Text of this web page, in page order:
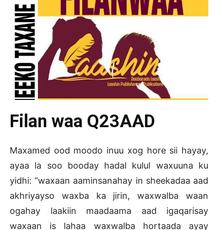
Filan waa Q23AAD
Maxamed ood moodo inuu xog hore sii hayay,
ayaa la soo booday hadal kulul waxuuna ku
yidhi: “waxaan aaminsanahay in sheekadaa aad
akhriyayso waxba ka jirin, waxwalba waan
ogahay laakiin maadaama aad igaqarisay
waxaan is lahaa waxwalba hortaada ayay